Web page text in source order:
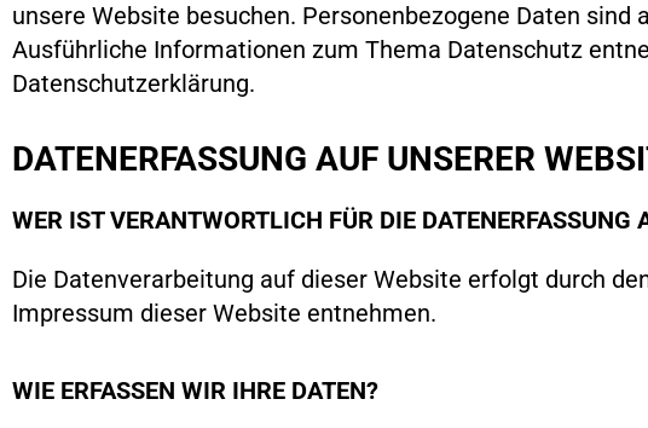
unsere Website besuchen. Personenbezogene Daten
Ausführliche Informationen zum Thema Datenschutz
Datenschutzerklärung.
DATENERFASSUNG AUF UNSERER
WER IST VERANTWORTLICH FÜR DIE DATENERFASSUNG
Die Datenverarbeitung auf dieser Website erfolgt durch
Impressum dieser Website entnehmen.
WIE ERFASSEN WIR IHRE DATEN?